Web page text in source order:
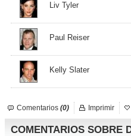
Liv Tyler
Paul Reiser
Kelly Slater
Comentarios (0) Imprimir
COMENTARIOS SOBRE